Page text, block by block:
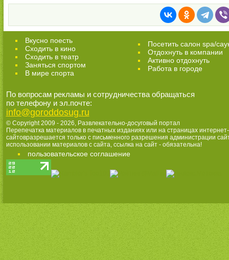
Вкусно поесть
Сходить в кино
Cходить в театр
Заняться спортом
В мире спорта
Посетить салон spa/
Отдохнуть в компании
Активно отдохнуть
Работа в городе
По вопросам рекламы и сотрудничества обращаться
по телефону и эл.почте:
info@goroddosug.ru
© Copyright 2009 - 2026, Развлекательно-досуговый портал
Перепечатка материалов в печатных изданиях или на страницах интернет-
сайтовразрешается только с письменного разрешения администрации
использовании материалов с сайта, ссылка на сайт - обязательна!
пользовательское соглашение